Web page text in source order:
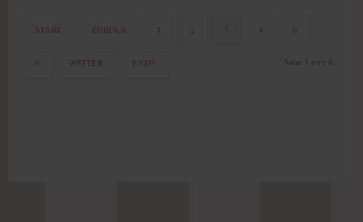
START ZURÜCK 1 2 4 5
6 WEITER ENDE Seite 3 von 6